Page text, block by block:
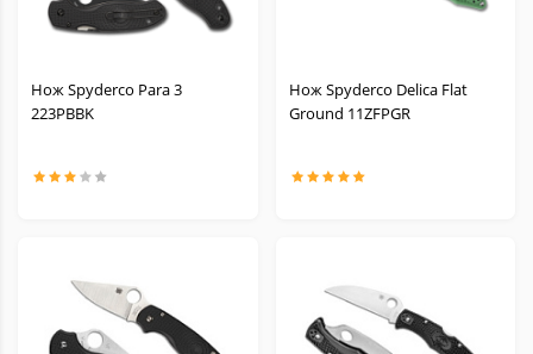
Нож Spyderco Para 3
223PBBK
Нож Spyderco Delica Flat
Ground 11ZFPGR